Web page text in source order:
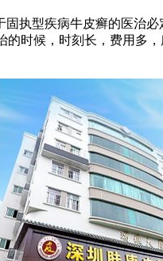
型疾病牛皮癣的医治必
的时候，时刻长，费用多